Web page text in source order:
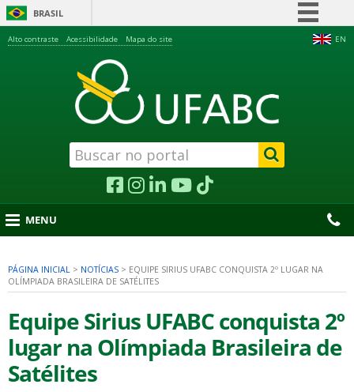
BRASIL
Acesso à informação
Legislação
Canais
EN
Alto contraste Acessibilidade Mapa do site
MENU
PÁGINA INICIAL > NOTÍCIAS > EQUIPE SIRIUS UFABC CONQUISTA 2º LUGAR NA
OLÍMPIADA BRASILEIRA DE SATÉLITES
Equipe Sirius UFABC conquista 2º
lugar na Olímpiada Brasileira de
Satélites